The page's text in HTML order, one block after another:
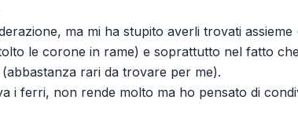
ma mi ha stupito averli trovati assieme
le corone in rame) e soprattutto nel fatto
rari da trovare per me).
i ferri, non rende molto ma ho pensato di